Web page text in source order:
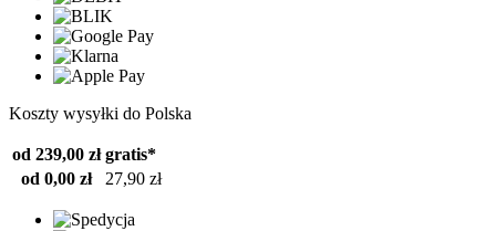
Koszty wysyłki do Polska
od 239,00 zł gratis*
od 0,00 zł
27,90 zł